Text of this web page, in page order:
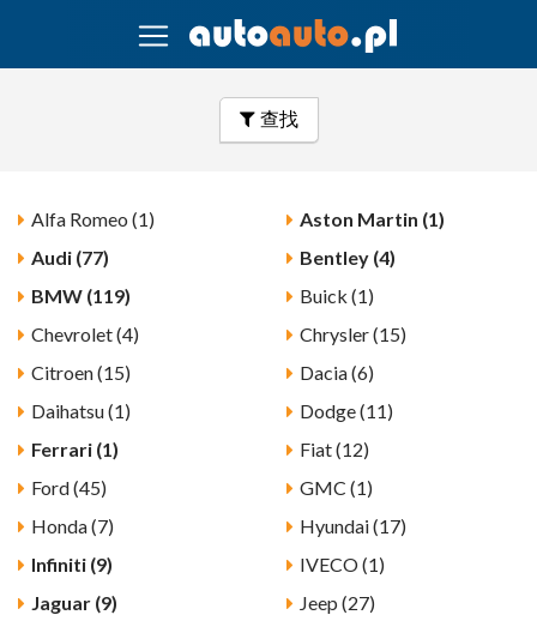
查找
Alfa Romeo (1)
Aston Martin (1)
Audi (77)
Bentley (4)
BMW (119)
Buick (1)
Chevrolet (4)
Chrysler (15)
Citroen (15)
Dacia (6)
Daihatsu (1)
Dodge (11)
Ferrari (1)
Fiat (12)
Ford (45)
GMC (1)
Honda (7)
Hyundai (17)
Infiniti (9)
IVECO (1)
Jaguar (9)
Jeep (27)